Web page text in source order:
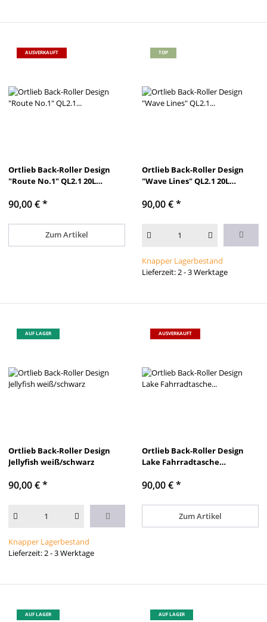
AUSVERKAUFT
Ortlieb Back-Roller Design
"Route No.1" QL2.1 20L
90,00 €*
Zum Artikel
TOP
Ortlieb Back-Roller Design
"Wave Lines" QL2.1 20L
90,00 €*
Knapper Lagerbestand
Lieferzeit: 2 - 3 Werktage
AUF LAGER
Ortlieb Back-Roller Design
Jellyfish weiß/schwarz
90,00 €*
Knapper Lagerbestand
Lieferzeit: 2 - 3 Werktage
AUSVERKAUFT
Ortlieb Back-Roller Design
Lake Fahrradtasche
90,00 €*
Zum Artikel
AUF LAGER AUF LAGER